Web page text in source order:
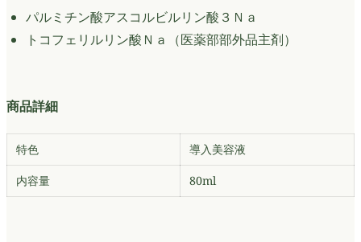
パルミチン酸アスコルビルリン酸３Ｎａ
トコフェリルリン酸Ｎａ（医薬部部外品主剤）
商品詳細
特色 導入美容液
内容量 80ml